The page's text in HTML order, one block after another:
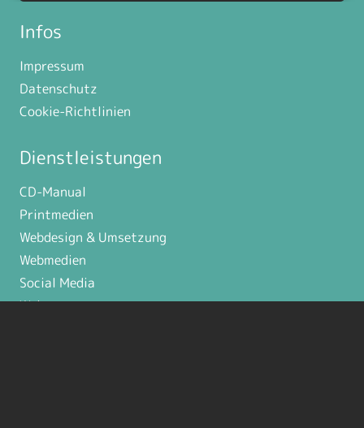
Infos
Impressum
Datenschutz
Cookie-Richtlinien
Dienstleistungen
CD-Manual
Printmedien
Webdesign & Umsetzung
Webmedien
Social Media
Weiteres